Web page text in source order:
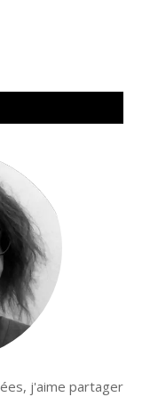
j'aime partager